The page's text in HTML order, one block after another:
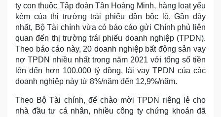
ty con thuộc Tập đoàn Tân Hoàng Minh, hàng loạt yếu
kém của thị trường trái phiếu dần bộc lộ. Gần đây
nhất, Bộ Tài chính vừa có báo cáo gửi Chính phủ liên
quan đến thị trường trái phiếu doanh nghiệp (TPDN).
Theo báo cáo này, 20 doanh nghiệp bất động sản vay
nợ TPDN nhiều nhất trong năm 2021 với tổng số tiền
lên đến hơn 100.000 tỷ đồng, lãi vay TPDN của các
doanh nghiệp này từ 8%/năm đến 12,9%/năm.
Theo Bộ Tài chính, để chào mời TPDN riêng lẻ cho
nhà đầu tư cá nhân, nhiều công ty chứng khoán đã